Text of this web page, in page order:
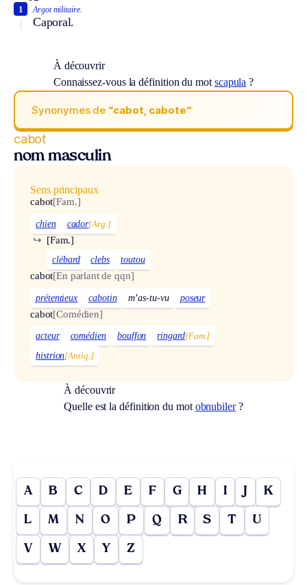
Argot militaire.
Caporal.
1
À découvrir
Connaissez-vous la définition du mot scapula ?
Synonymes de “cabot, cabote“
cabot
nom masculin
Sens principaux
cabot[Fam.]
chien cador[Arg.]
[Fam.]
↪
clébard clebs toutou
cabot[En parlant de qqn]
prétentieux cabotin m’as-tu-vu poseur
cabot[Comédien]
acteur comédien bouffon ringard[Fam.]
histrion[Antiq.]
À découvrir
Quelle est la définition du mot obnubiler?
A B C D E F G H I J K
L M N O P Q R S T U
V W X Y Z